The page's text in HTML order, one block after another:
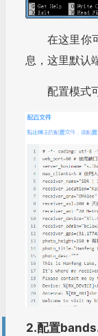
在这里你
息，这里默认
配置模式
2.配置